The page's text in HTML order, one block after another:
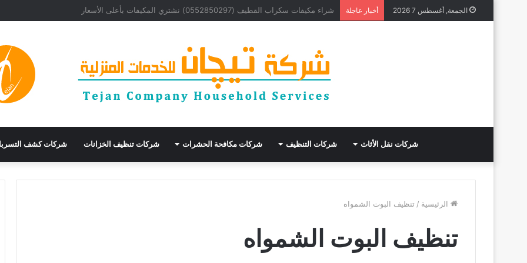
الجمعة, أغسطس 7 2026 أخبار عاجلة أفضل شركة عزل أسطح بجدة خصم 30% وأرخص شركة عوازل
شركات نقل الأثاث شركات التنظيف شركات مكافحة الحشرات شركات تنظيف الخزانات شركات كشف
الرئيسية / تنظيف البوت الشمواه
تنظيف البوت الشمواه